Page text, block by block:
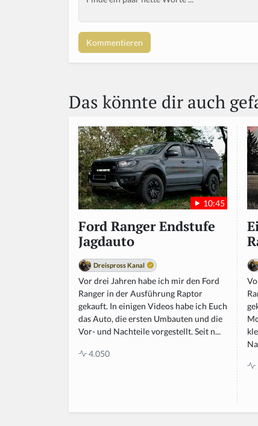
Das könnte dir auch
10:45
Ford Ranger Endstufe
Jagdauto
Dreispross Kanal
Vor drei Jahren habe ich mir den Ford
Ranger in der Ausführung Raptor
gekauft. In einigen Videos habe ich Euch
das Auto, die ersten Umbauten und die
Vor- und Nachteile vorgestellt. Seit n...
4.050